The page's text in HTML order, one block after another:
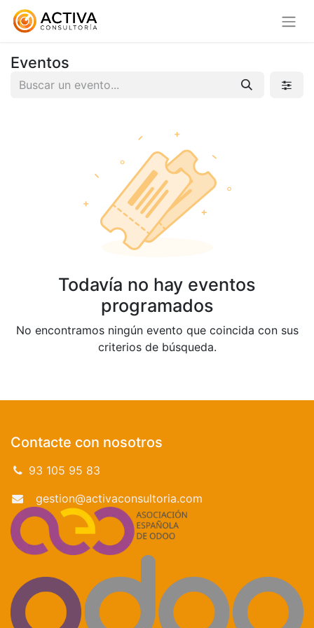
Eventos
Todavía no hay eventos
programados
No encontramos ningún evento que coincida con sus
criterios de búsqueda.
Contacte con nosotros
93 105 95 83
gestion@activaconsultoria.com